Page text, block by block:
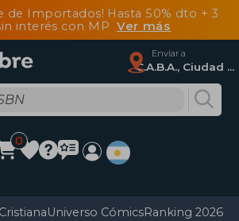
de Importados! Hasta 50% dto + 3
interés con MP Ver más
Enviar a
C.A.B.A., Ciudad Autónoma De Buenos Aires
0
Universo CómicsRanking 2026